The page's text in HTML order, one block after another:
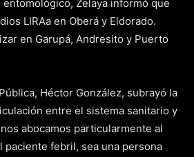
entomológico, Zelaya informó que
LIRAa en Oberá y Eldorado.
en Garupá, Andresito y Puerto
Héctor González, subrayó la
entre el sistema sanitario y
abocamos particularmente al
paciente febril, sea una persona